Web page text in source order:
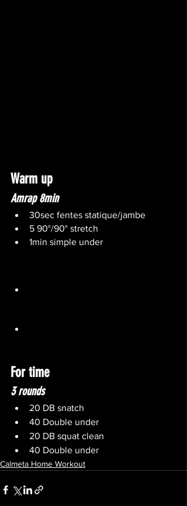
Warm up
Amrap 8min
30sec fentes statique/jambe
5 90°/90° stretch
1min simple under
For time
3 rounds
20 DB snatch
40 Double under
20 DB squat clean
40 Double under
Calmeta Home Workout